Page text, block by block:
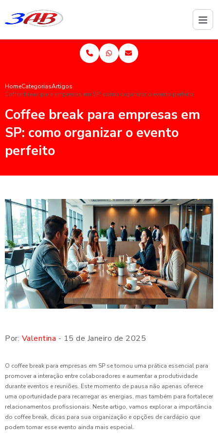
HomeCategoriasArtigos
Coffee break para empresas em SP: como organizar o evento perfeito
Coffee break para empresas em
SP: como organizar o evento
perfeito
Por: Valentina - 15 de Janeiro de 2025
O coffee break para empresas em SP se tornou uma prática essencial para
promover a interação entre colaboradores e aumentar a produtividade
durante eventos e reuniões. Este momento de pausa não apenas oferece
uma oportunidade para recarregar as energias, mas também para fortalecer
relacionamentos profissionais. Neste artigo, vamos explorar a importância
do coffee break, dicas para sua organização e opções de cardápio que
podem tornar esse evento ainda mais especial.